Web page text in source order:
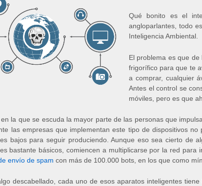
Qué bonito es el
angloparlantes, todo
Inteligencia Ambiental.
El problema es que
frigorífico para que te
a comprar, cualquier
Antes el control se
móviles, pero es que
la que se escuda la mayor parte de las personas que
las empresas que implementan este tipo de dispositivos
bajos para seguir produciendo. Aunque eso sea cierto de
bastante básicos, comiencen a multiplicarse por la red para
envío de spam con más de 100.000 bots, en los que como
descabellado, cada uno de esos aparatos inteligentes